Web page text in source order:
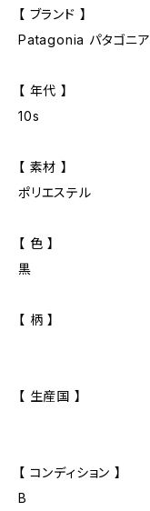
【 ブランド 】
Patagonia パタゴニア
【 年代 】
10s
【 素材 】
ポリエステル
【 色 】
黒
【 柄 】
【 生産国 】
【 コンディション 】
B